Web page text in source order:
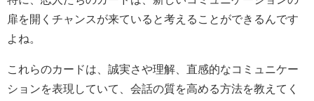
扉を開くチャンスが来ていると考えることができるんです
よね。
これらのカードは、誠実さや理解、直感的なコミュニケー
ションを表現していて、会話の質を高める方法を教えてく